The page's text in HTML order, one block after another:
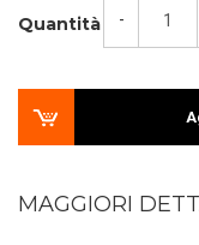
Quantità -
MAGGIORI